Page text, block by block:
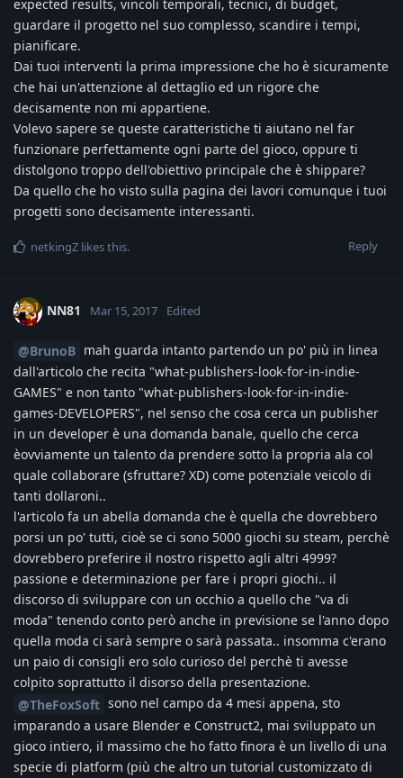
expected results, vincoli temporali, tecnici, di budget,
guardare il progetto nel suo complesso, scandire i tempi,
pianificare.
Dai tuoi interventi la prima impressione che ho è sicuramente
che hai un'attenzione al dettaglio ed un rigore che
decisamente non mi appartiene.
Volevo sapere se queste caratteristiche ti aiutano nel far
funzionare perfettamente ogni parte del gioco, oppure ti
distolgono troppo dell'obiettivo principale che è shippare?
Da quello che ho visto sulla pagina dei lavori comunque i tuoi
progetti sono decisamente interessanti.
Reply
netkingZ likes this.
NN81 Mar 15, 2017 Edited
@BrunoB mah guarda intanto partendo un po' più in linea
dall'articolo che recita "what-publishers-look-for-in-indie-
GAMES" e non tanto "what-publishers-look-for-in-indie-
games-DEVELOPERS", nel senso che cosa cerca un publisher
in un developer è una domanda banale, quello che cerca
èovviamente un talento da prendere sotto la propria ala col
quale collaborare (sfruttare? XD) come potenziale veicolo di
tanti dollaroni..
l'articolo fa un abella domanda che è quella che dovrebbero
porsi un po' tutti, cioè se ci sono 5000 giochi su steam, perchè
dovrebbero preferire il nostro rispetto agli altri 4999?
passione e determinazione per fare i propri giochi.. il
discorso di sviluppare con un occhio a quello che "va di
moda" tenendo conto però anche in previsione se l'anno dopo
quella moda ci sarà sempre o sarà passata.. insomma c'erano
un paio di consigli ero solo curioso del perchè ti avesse
colpito soprattutto il disorso della presentazione.
@TheFoxSoft sono nel campo da 4 mesi appena, sto
imparando a usare Blender e Construct2, mai sviluppato un
gioco intiero, il massimo che ho fatto finora è un livello di una
specie di platform (più che altro un tutorial customizzato di